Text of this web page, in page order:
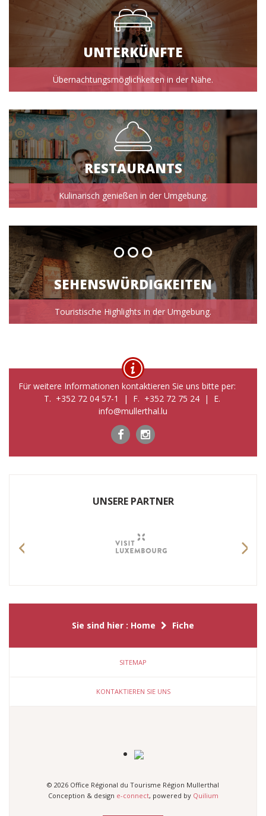
UNTERKÜNFTE
Übernachtungsmöglichkeiten in der Nähe.
RESTAURANTS
Kulinarisch genießen in der Umgebung.
SEHENSWÜRDIGKEITEN
Touristische Highlights in der Umgebung.
Für weitere Informationen kontaktieren Sie uns bitte per:
T. +352 72 04 57-1 | F. +352 72 75 24 | E.
info@mullerthal.lu
UNSERE PARTNER
Sie sind hier : Home Fiche
SITEMAP
KONTAKTIEREN SIE UNS
© 2026 Office Régional du Tourisme Région Mullerthal
Conception & design e-connect, powered by Quilium